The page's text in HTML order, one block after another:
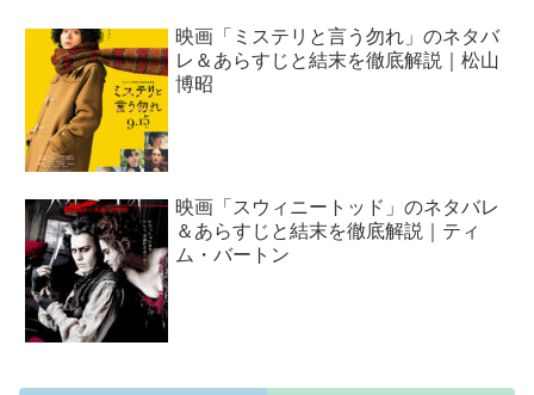
映画「ミステリと言う勿れ」のネタバ
レ＆あらすじと結末を徹底解説｜松山
博昭
映画「スウィニートッド」のネタバレ
＆あらすじと結末を徹底解説｜ティ
ム・バートン